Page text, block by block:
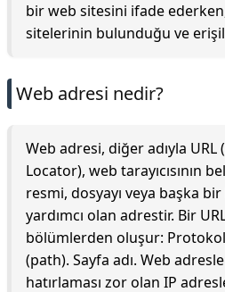
bir web sitesini ifade
sitelerinin bulunduğu ve
Web adresi nedir?
Web adresi, diğer adıyla
Locator), web tarayıcısının
resmi, dosyayı veya başka bir
yardımcı olan adrestir. Bir
bölümlerden oluşur: Protokol
(path). Sayfa adı. Web
hatırlaması zor olan IP